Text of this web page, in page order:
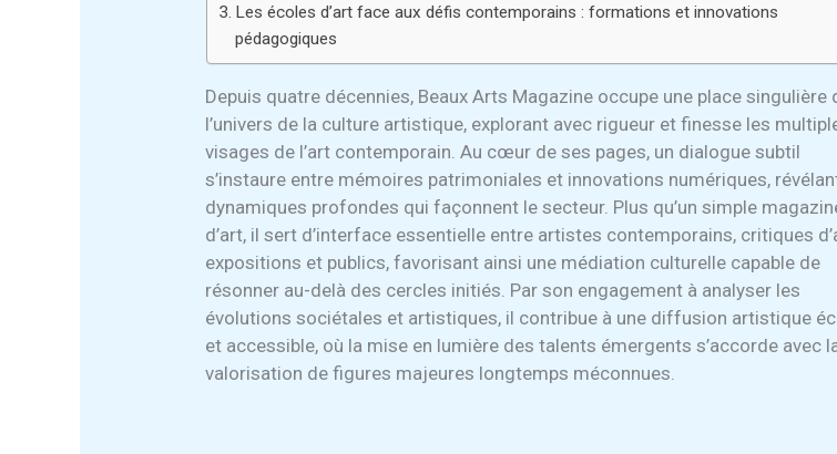
Les écoles d’art face aux défis contemporains : formations et innovations
pédagogiques
Depuis quatre décennies, Beaux Arts Magazine occupe une place singulière
l’univers de la culture artistique, explorant avec rigueur et finesse les
visages de l’art contemporain. Au cœur de ses pages, un dialogue subtil
s’instaure entre mémoires patrimoniales et innovations numériques,
dynamiques profondes qui façonnent le secteur. Plus qu’un simple
d’art, il sert d’interface essentielle entre artistes contemporains, critiques
expositions et publics, favorisant ainsi une médiation culturelle capable de
résonner au-delà des cercles initiés. Par son engagement à analyser les
évolutions sociétales et artistiques, il contribue à une diffusion artistique
et accessible, où la mise en lumière des talents émergents s’accorde avec
valorisation de figures majeures longtemps méconnues.